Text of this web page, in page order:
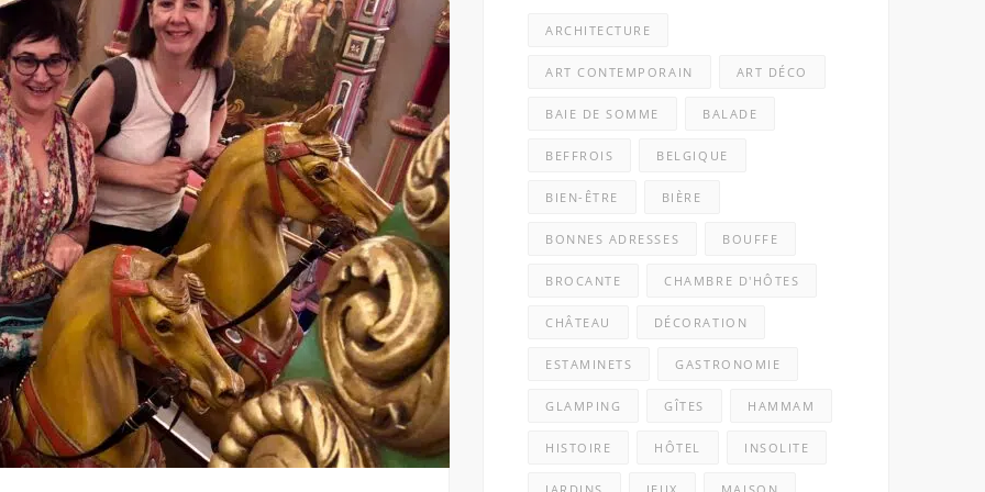
ARCHITECTURE
ART CONTEMPORAIN ART DÉCO
BAIE DE SOMME BALADE
BEFFROIS BELGIQUE
BIEN-ÊTRE BIÈRE
BONNES ADRESSES BOUFFE
BROCANTE CHAMBRE D'HÔTES
CHÂTEAU DÉCORATION
ESTAMINETS GASTRONOMIE
GLAMPING GÎTES HAMMAM
HISTOIRE HÔTEL INSOLITE